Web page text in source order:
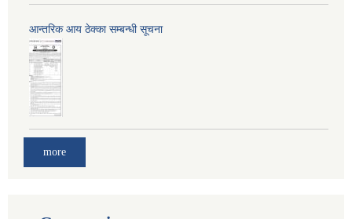
आन्तरिक आय ठेक्का सम्बन्धी सूचना
more